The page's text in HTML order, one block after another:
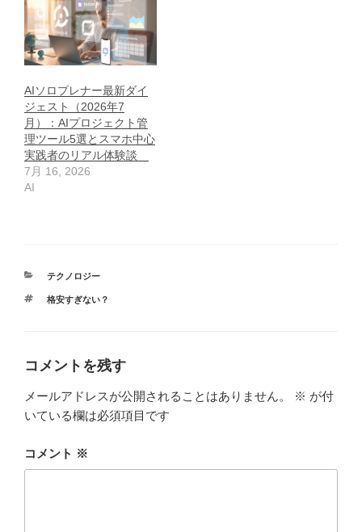
AIソロプレナー最新ダイ
ジェスト（2026年7
月）：AIプロジェクト管
理ツール5選とスマホ中心
実践者のリアル体験談
7月 16, 2026
AI
カ
ゴ
テクノロジー
タ
格安すぎない？
コメントを残す
メールアドレスが公開されることはありません。 ※ が付
いている欄は必須項目です
コメント ※